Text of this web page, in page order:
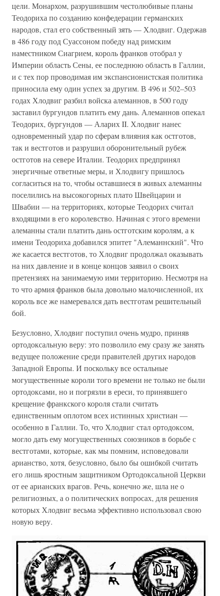
цели. Монархом, разрушившим честолюбивые планы
Теодориха по созданию конфедерации германских
народов, стал его собственный зять — Хлодвиг. Одержав
в 486 году под Суассоном победу над римским
наместником Сиагрием, король франков отобрал у
Империи область Сены, ее последнюю область в Галлии,
и с тех пор проводимая им экспансионистская политика
приносила ему один успех за другим. В 496 и 502–503
годах Хлодвиг разбил войска алеманнов, в 500 году
заставил бургундов платить ему дань. Алеманнов опекал
Теодорих, бургундов — Аларих II. Хлодвиг нанес
одновременный удар по сферам влияния как остготов,
так и вестготов и разрушил оборонительный рубеж
остготов на севере Италии. Теодорих предпринял
энергичные ответные меры, и Хлодвигу пришлось
согласиться на то, чтобы оставшиеся в живых алеманны
поселились на высокогорных плато Швейцарии и
Швабии — на территориях, которые Теодорих считал
входящими в его королевство. Начиная с этого времени
алеманны стали платить дань остготским королям, а к
имени Теодориха добавился эпитет "Алеманнский". Что
же касается вестготов, то Хлодвиг продолжал оказывать
на них давление и в конце концов заявил о своих
претензиях на занимаемую ими территорию. Несмотря на
то что армия франков была довольно малочисленной, их
король все же намеревался дать вестготам решительный
бой.
Безусловно, Хлодвиг поступил очень мудро, приняв
ортодоксальную веру: это позволило ему сразу же занять
ведущее положение среди правителей других народов
Западной Европы. И поскольку все остальные
могущественные короли того времени не только не были
ортодоксами, но и погрязли в ереси, то принявшего
крещение франкского короля стали считать
единственным оплотом всех истинных христиан —
особенно в Галлии. То, что Хлодвиг стал ортодоксом,
могло дать ему могущественных союзников в борьбе с
вестготами, которые, как мы помним, исповедовали
арианство, хотя, безусловно, было бы ошибкой считать
его лишь яростным защитником Ортодоксальной Церкви
от ее арианских врагов. Речь, конечно же, шла не о
религиозных, а о политических вопросах, для решения
которых Хлодвиг весьма эффективно использовал свою
новую веру.